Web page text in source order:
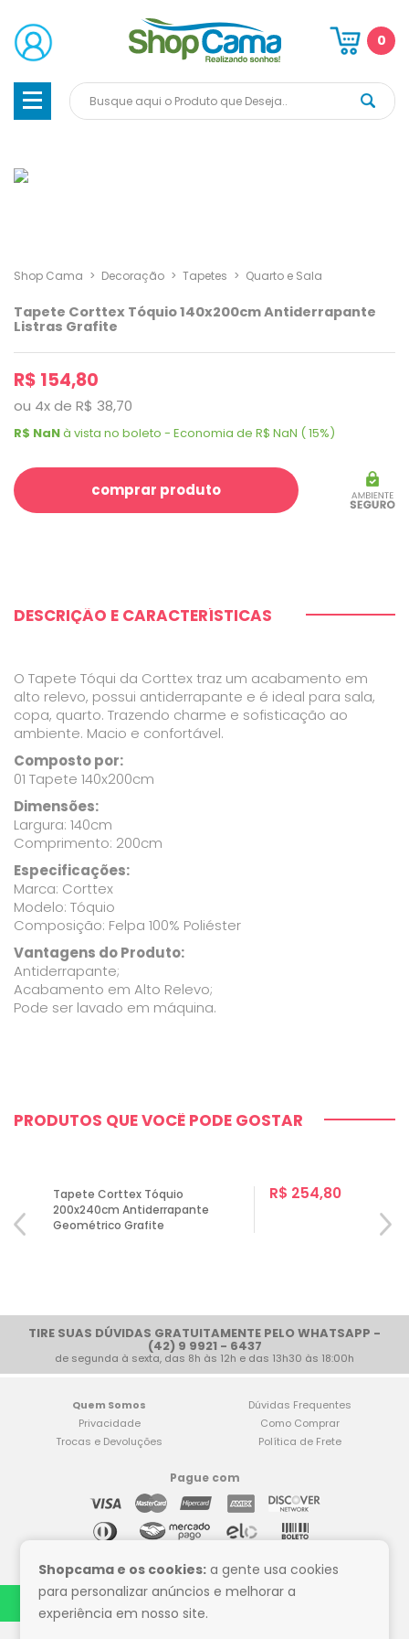
0
Shop Cama > Decoração > Tapetes > Quarto e Sala
Tapete Corttex Tóquio 140x200cm Antiderrapante
Listras Grafite
R$ 154,80
ou 4xde R$ 38,70
R$ NaNà vista no boleto - Economia de R$ NaN ( 15%)
comprar produto
DESCRIÇÃO E CARACTERÍSTICAS
O Tapete Tóqui da Corttex traz um acabamento em
alto relevo, possui antiderrapante e é ideal para sala,
copa, quarto. Trazendo charme e sofisticação ao
ambiente. Macio e confortável.
Composto por:
01 Tapete 140x200cm
Dimensões:
Largura: 140cm
Comprimento: 200cm
Especificações:
Marca: Corttex
Modelo: Tóquio
Composição: Felpa 100% Poliéster
Vantagens do Produto:
Antiderrapante;
Acabamento em Alto Relevo;
Pode ser lavado em máquina.
PRODUTOS QUE VOCÊ PODE GOSTAR
Tapete Corttex Tóquio
200x240cm Antiderrapante
Geométrico Grafite
R$ 254,80
TIRE SUAS DÚVIDAS GRATUITAMENTE PELO WHATSAPP -
(42) 9 9921 - 6437
de segunda à sexta, das 8h às 12h e das 13h30 às 18:00h
Quem Somos
Privacidade
Trocas e Devoluções
Dúvidas Frequentes
Como Comprar
Política de Frete
Pague com
Compre tranquilo
Shopcama e os cookies: a gente usa cookies
para personalizar anúncios e melhorar a
experiência em nosso site.